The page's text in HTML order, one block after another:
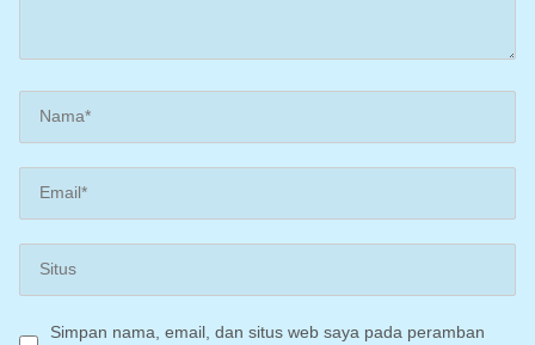
Simpan nama, email, dan situs web saya pada peramban